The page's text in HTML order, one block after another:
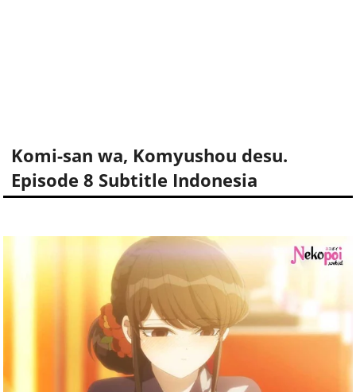
Komi-san wa, Komyushou desu.
Episode 8 Subtitle Indonesia